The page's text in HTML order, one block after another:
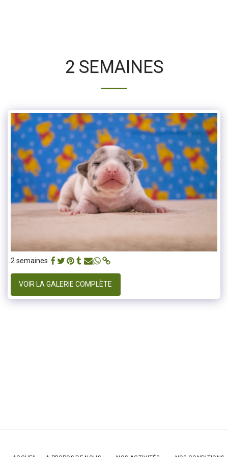
2 SEMAINES
2 semaines
VOIR LA GALERIE COMPLÈTE